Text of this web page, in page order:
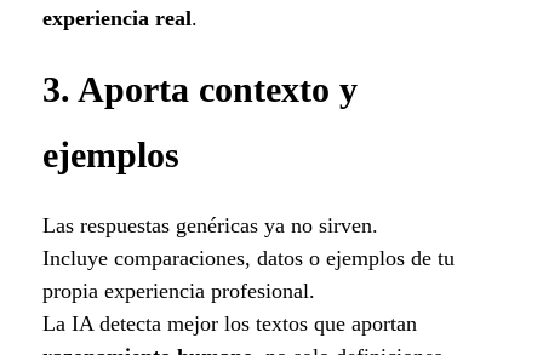
experiencia real.
3. Aporta contexto y
ejemplos
Las respuestas genéricas ya no sirven.
Incluye comparaciones, datos o ejemplos de tu
propia experiencia profesional.
La IA detecta mejor los textos que aportan